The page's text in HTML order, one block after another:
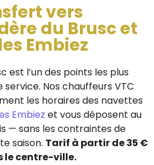
vers
du Brusc et
Embiez
est l’un des points les plus
Nos chauffeurs VTC
les horaires des navettes
Embiez et vous déposent au
— sans les contraintes de
saison. Tarif à partir de 35 €
le centre-ville.